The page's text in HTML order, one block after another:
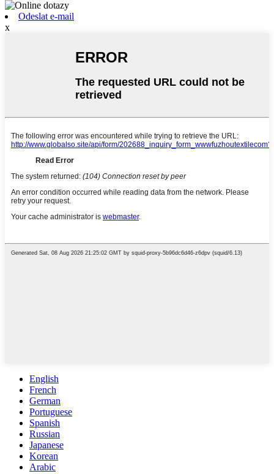
Odeslat e-mail
x
English
French
German
Portuguese
Spanish
Russian
Japanese
Korean
Arabic